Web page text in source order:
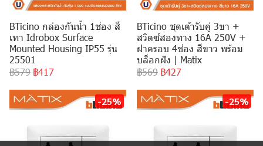
BTicino กล่องกันน้ำ 1ช่อง สี
เทา Idrobox Surface
Mounted Housing IP55 รุ่น
25501
฿579 ฿417
BTicino ชุดเต้ารับคู่ 3ขา +
สวิตซ์สองทาง 16A 250V +
ฝาครอบ 4ช่อง สีขาว พร้อม
บล็อกฝัง | Matix
฿569 ฿427
-25% -25%